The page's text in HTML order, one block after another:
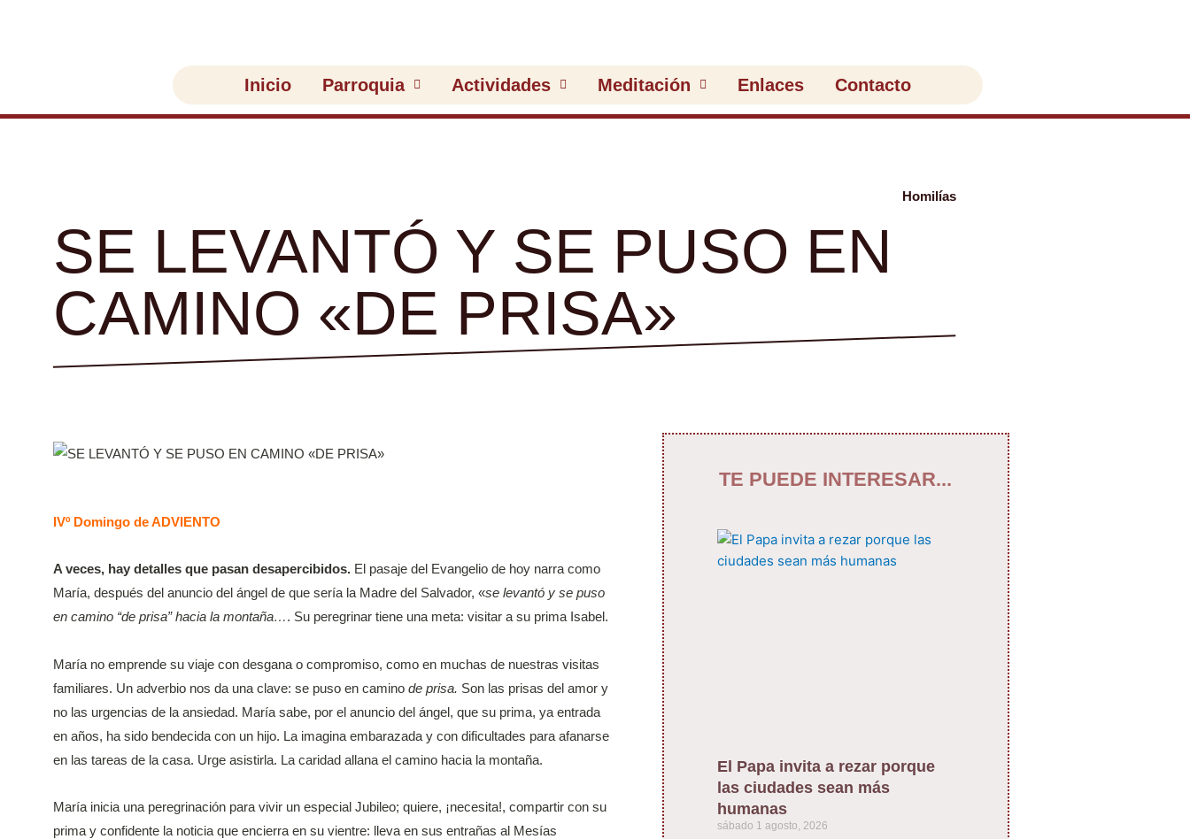
Inicio Parroquia Actividades Meditación Enlaces Contacto
Homilías
SE LEVANTÓ Y SE PUSO EN
CAMINO «DE PRISA»
IVº Domingo de ADVIENTO
A veces, hay detalles que pasan desapercibidos. El pasaje del Evangelio de hoy narra como
María, después del anuncio del ángel de que sería la Madre del Salvador, «se levantó y se puso
en camino “de prisa” hacia la montaña…. Su peregrinar tiene una meta: visitar a su prima Isabel.
María no emprende su viaje con desgana o compromiso, como en muchas de nuestras visitas
familiares. Un adverbio nos da una clave: se puso en camino de prisa. Son las prisas del amor y
no las urgencias de la ansiedad. María sabe, por el anuncio del ángel, que su prima, ya entrada
en años, ha sido bendecida con un hijo. La imagina embarazada y con dificultades para afanarse
en las tareas de la casa. Urge asistirla. La caridad allana el camino hacia la montaña.
María inicia una peregrinación para vivir un especial Jubileo; quiere, ¡necesita!, compartir con su
prima y confidente la noticia que encierra en su vientre: lleva en sus entrañas al Mesías
TE PUEDE INTERESAR...
El Papa invita a rezar porque
las ciudades sean más
humanas
sábado 1 agosto, 2026